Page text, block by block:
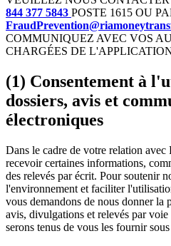
844 377 5843 POSTE 1615 OU
COMMUNIQUEZ AVEC VOS
CHARGÉES DE
(1) Consentement à
dossiers, avis et
électroniques
Dans le cadre de votre relation
recevoir certaines informations,
des relevés par écrit. Pour soutenir
l'environnement et faciliter
vous demandons de nous donner la
avis, divulgations et relevés par
serons tenus de vous les fournir